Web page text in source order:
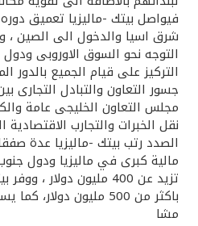
فيواصل بيتك -ماليزيا تعميق
شرق اسيا والدخول الى الصين ،
التوجه نحو السوق الاوروبى
التركيز على قيام الجميع بالدور
جسور التعاون والتبادل التجارى
مجلس التعاون الخليجى عامة
نقل الخبرات والتجارب
الصدد رتب بيتك -ماليزيا عدة
مالية كبرى في ماليزيا ودول
تزيد عن 400 مليون دولار
باكثر من 500 مليون
مشا